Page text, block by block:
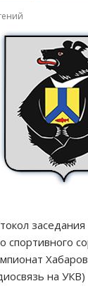
спортивного
на УКВ)